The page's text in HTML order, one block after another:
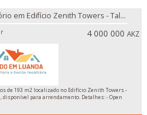
Escritório em Edifício Zenith Towers - Tal...
4 000 000AKZ
de 193 m2 localizado no Edifício Zenith Towers -
para arrendamento. Detalhes: - Open